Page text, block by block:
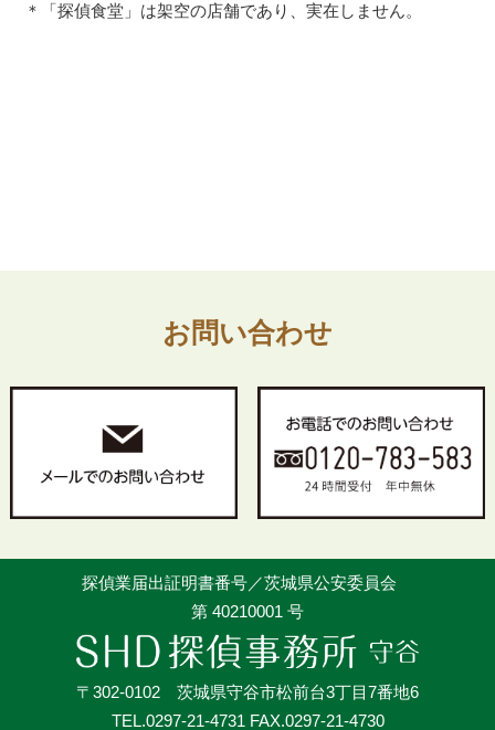
＊「探偵食堂」は架空の店舗であり、実在しません。
お問い合わせ
探偵業届出証明書番号／茨城県公安委員会
第 40210001 号
〒302-0102 茨城県守谷市松前台3丁目7番地6
TEL.0297-21-4731 FAX.0297-21-4730